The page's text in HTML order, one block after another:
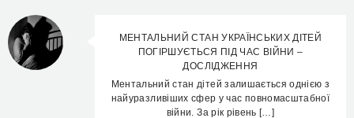
МЕНТАЛЬНИЙ СТАН УКРАЇНСЬКИХ ДІТЕЙ
ПОГІРШУЄТЬСЯ ПІД ЧАС ВІЙНИ –
ДОСЛІДЖЕННЯ
Ментальний стан дітей залишається однією з
найуразливіших сфер у час повномасштабної
війни. За рік рівень […]